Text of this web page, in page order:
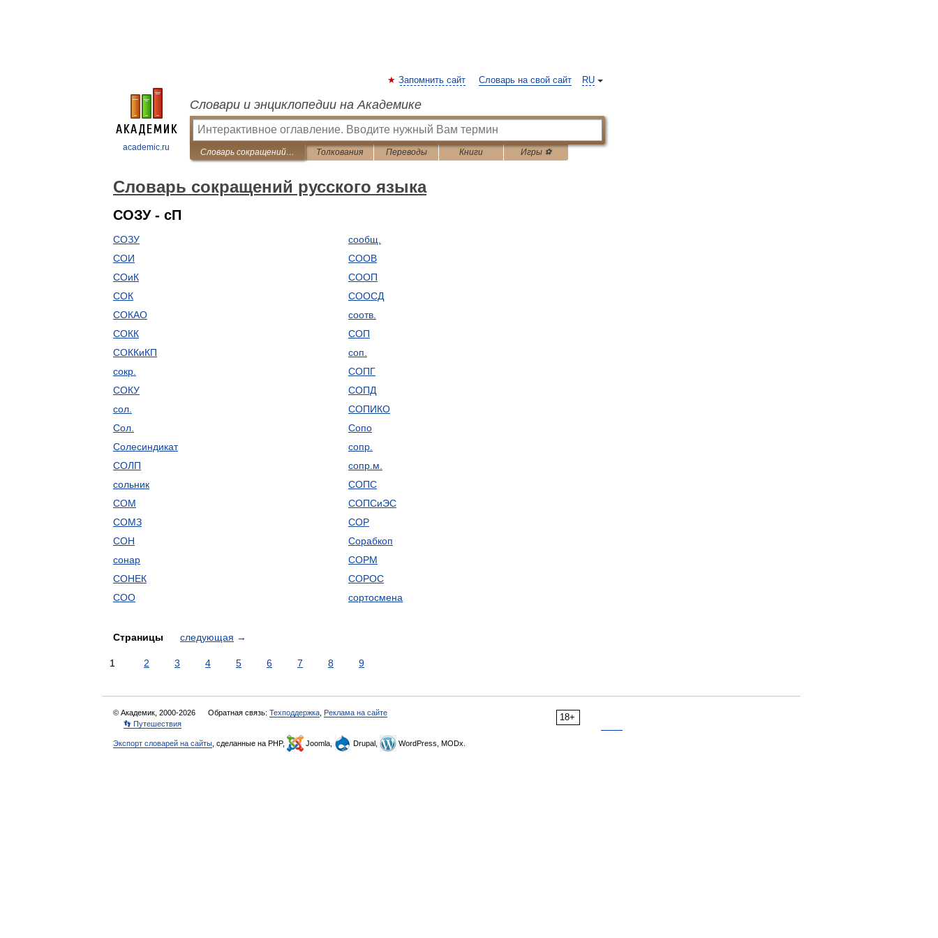
academic.ru
RU
Запомнить сайт Словарь на свой сайт
Словари и энциклопедии на Академике
Словарь сокращений русского языка Толкования Переводы Книги Игры ⚽
Словарь сокращений русского языка
СОЗУ - сП
СОЗУ
СОИ
СОиК
СОК
СОКАО
СОКК
СОККиКП
сокр.
СОКУ
сол.
Сол.
Солесиндикат
СОЛП
сольник
СОМ
СОМЗ
СОН
сонар
СОНЕК
СОО
сообщ.
СООВ
СООП
СООСД
соотв.
СОП
соп.
СОПГ
СОПД
СОПИКО
Сопо
сопр.
сопр.м.
СОПС
СОПСиЭС
СОР
Сорабкоп
СОРМ
СОРОС
сортосмена
Страницы следующая →
1 2 3 4 5 6 7 8 9
18+
© Академик, 2000-2026 Обратная связь: Техподдержка Реклама на сайте
👣 Путешествия
Экспорт словарей на сайты , сделанные на PHP, Joomla, Drupal, WordPress, MODx.